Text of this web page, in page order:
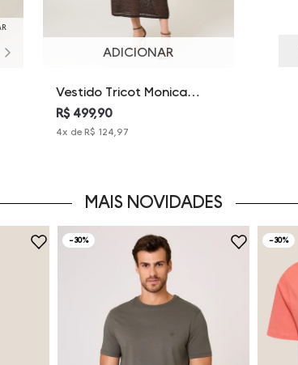
ADICIONAR
Vestido Tricot Monica
Dudalina Feminina
R$ 499,90
4x de R$ 124,97
MAIS NOVIDADES
-30% -30%